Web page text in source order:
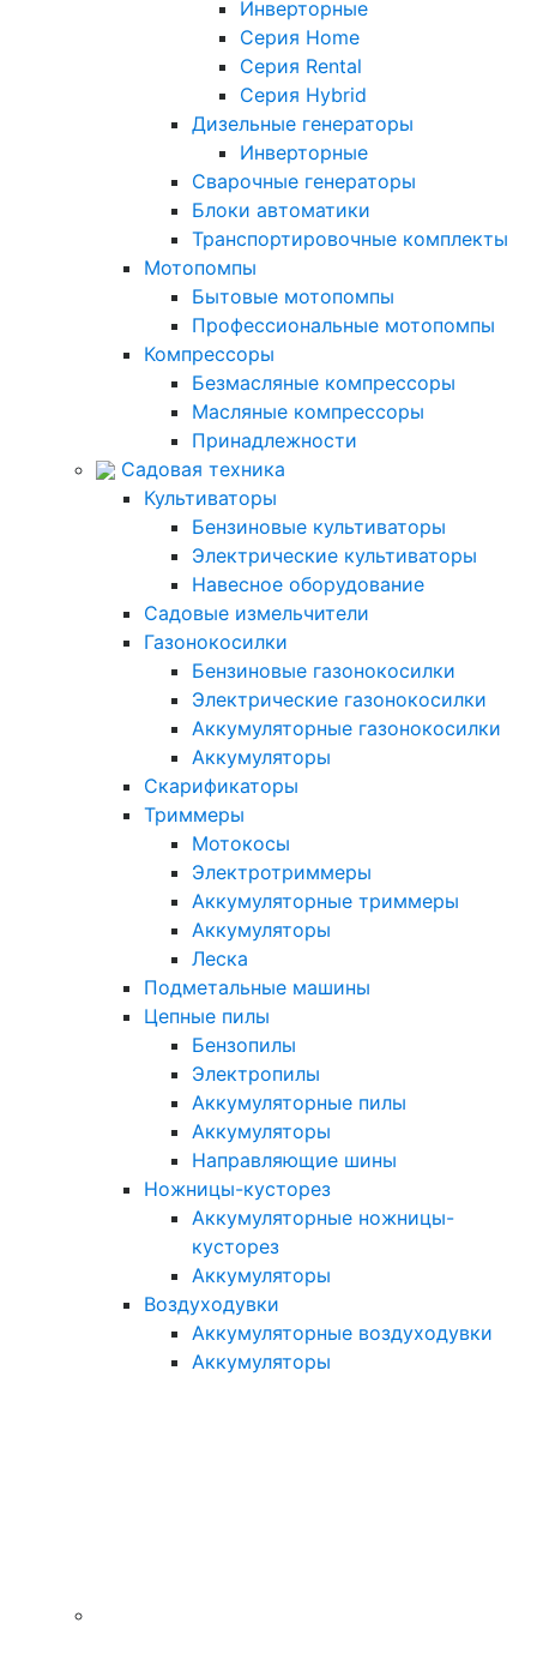
Инверторные
Серия Home
Серия Rental
Серия Hybrid
Дизельные генераторы
Инверторные
Сварочные генераторы
Блоки автоматики
Транспортировочные комплекты
Мотопомпы
Бытовые мотопомпы
Профессиональные мотопомпы
Компрессоры
Безмасляные компрессоры
Масляные компрессоры
Принадлежности
Садовая техника
Культиваторы
Бензиновые культиваторы
Электрические культиваторы
Навесное оборудование
Садовые измельчители
Газонокосилки
Бензиновые газонокосилки
Электрические газонокосилки
Аккумуляторные газонокосилки
Аккумуляторы
Скарификаторы
Триммеры
Мотокосы
Электротриммеры
Аккумуляторные триммеры
Аккумуляторы
Леска
Подметальные машины
Цепные пилы
Бензопилы
Электропилы
Аккумуляторные пилы
Аккумуляторы
Направляющие шины
Ножницы-кусторез
Аккумуляторные ножницы-
кусторез
Аккумуляторы
Воздуходувки
Аккумуляторные воздуходувки
Аккумуляторы